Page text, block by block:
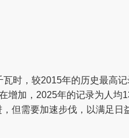
时，较2015年的历史最高
增加，2025年的记录为人均
但需要加速步伐，以满足日